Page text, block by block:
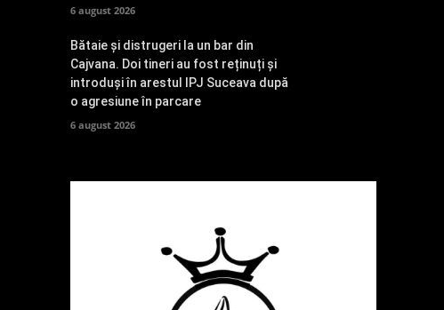
6 august 2026
Bătaie și distrugeri la un bar din
Cajvana. Doi tineri au fost reținuți și
introduși în arestul IPJ Suceava după
o agresiune în parcare
6 august 2026